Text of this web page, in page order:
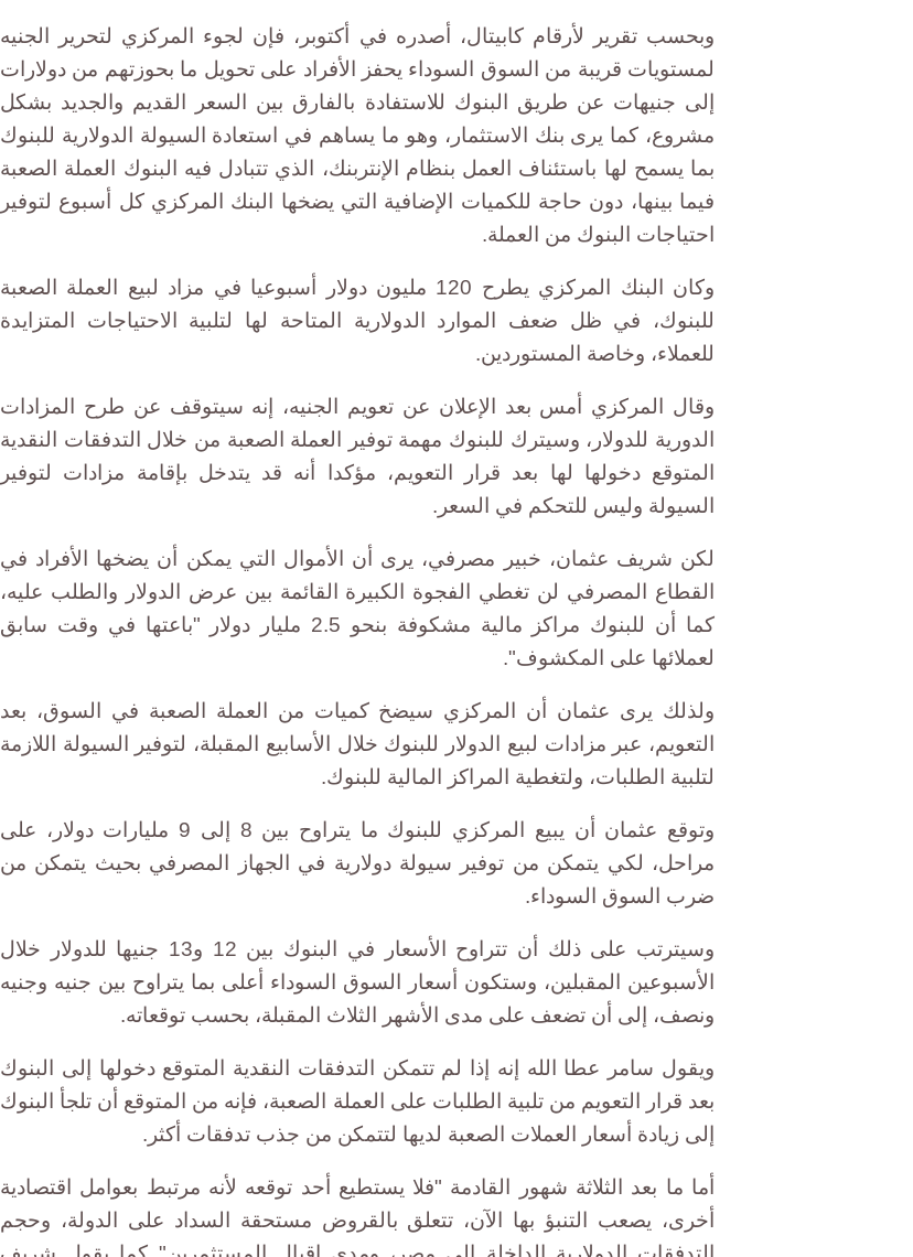
وبحسب تقرير لأرقام كابيتال، أصدره في أكتوبر، فإن لجوء المركزي لتحرير الجنيه
لمستويات قريبة من السوق السوداء يحفز الأفراد على تحويل ما بحوزتهم من دولارات
إلى جنيهات عن طريق البنوك للاستفادة بالفارق بين السعر القديم والجديد بشكل
مشروع، كما يرى بنك الاستثمار، وهو ما يساهم في استعادة السيولة الدولارية للبنوك
بما يسمح لها باستئناف العمل بنظام الإنتربنك، الذي تتبادل فيه البنوك العملة الصعبة
فيما بينها، دون حاجة للكميات الإضافية التي يضخها البنك المركزي كل أسبوع لتوفير
احتياجات البنوك من العملة.
وكان البنك المركزي يطرح 120 مليون دولار أسبوعيا في مزاد لبيع العملة الصعبة
للبنوك، في ظل ضعف الموارد الدولارية المتاحة لها لتلبية الاحتياجات المتزايدة
للعملاء، وخاصة المستوردين.
وقال المركزي أمس بعد الإعلان عن تعويم الجنيه، إنه سيتوقف عن طرح المزادات
الدورية للدولار، وسيترك للبنوك مهمة توفير العملة الصعبة من خلال التدفقات النقدية
المتوقع دخولها لها بعد قرار التعويم، مؤكدا أنه قد يتدخل بإقامة مزادات لتوفير
السيولة وليس للتحكم في السعر.
لكن شريف عثمان، خبير مصرفي، يرى أن الأموال التي يمكن أن يضخها الأفراد في
القطاع المصرفي لن تغطي الفجوة الكبيرة القائمة بين عرض الدولار والطلب عليه،
كما أن للبنوك مراكز مالية مشكوفة بنحو 2.5 مليار دولار "باعتها في وقت سابق
لعملائها على المكشوف".
ولذلك يرى عثمان أن المركزي سيضخ كميات من العملة الصعبة في السوق، بعد
التعويم، عبر مزادات لبيع الدولار للبنوك خلال الأسابيع المقبلة، لتوفير السيولة اللازمة
لتلبية الطلبات، ولتغطية المراكز المالية للبنوك.
وتوقع عثمان أن يبيع المركزي للبنوك ما يتراوح بين 8 إلى 9 مليارات دولار، على
مراحل، لكي يتمكن من توفير سيولة دولارية في الجهاز المصرفي بحيث يتمكن من
ضرب السوق السوداء.
وسيترتب على ذلك أن تتراوح الأسعار في البنوك بين 12 و13 جنيها للدولار خلال
الأسبوعين المقبلين، وستكون أسعار السوق السوداء أعلى بما يتراوح بين جنيه وجنيه
ونصف، إلى أن تضعف على مدى الأشهر الثلاث المقبلة، بحسب توقعاته.
ويقول سامر عطا الله إنه إذا لم تتمكن التدفقات النقدية المتوقع دخولها إلى البنوك
بعد قرار التعويم من تلبية الطلبات على العملة الصعبة، فإنه من المتوقع أن تلجأ البنوك
إلى زيادة أسعار العملات الصعبة لديها لتتمكن من جذب تدفقات أكثر.
أما ما بعد الثلاثة شهور القادمة "فلا يستطيع أحد توقعه لأنه مرتبط بعوامل اقتصادية
أخرى، يصعب التنبؤ بها الآن، تتعلق بالقروض مستحقة السداد على الدولة، وحجم